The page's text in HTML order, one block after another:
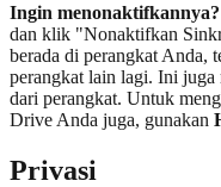
Ingin menonaktifkannya?
dan klik "Nonaktifkan
berada di perangkat Anda,
perangkat lain lagi. Ini juga
dari perangkat. Untuk
Drive Anda juga, gunakan
Privasi